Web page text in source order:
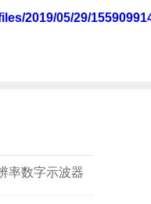
2019/05/29/
率数字示波器